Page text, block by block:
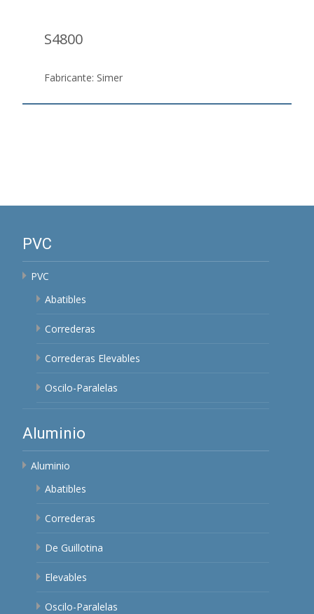
S4800
Fabricante: Simer
PVC
PVC
Abatibles
Correderas
Correderas Elevables
Oscilo-Paralelas
Aluminio
Aluminio
Abatibles
Correderas
De Guillotina
Elevables
Oscilo-Paralelas